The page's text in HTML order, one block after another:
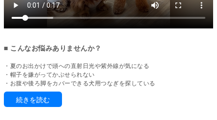
■ こんなお悩みありませんか？
・夏のお出かけで頭への直射日光や紫外線が気になる
・帽子を嫌がってかぶせられない
・お腹や後ろ脚をカバーできる犬用つなぎを探している
・軽くて通気性のよい夏向けの犬服が欲しい
・カートや抱っこ時にも使える日よけ対策アイテムが欲しい
続きを読む